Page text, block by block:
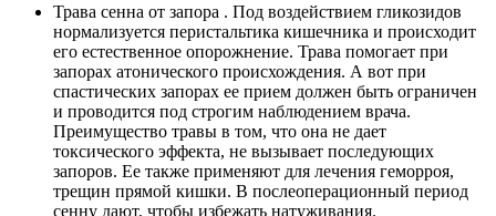
Трава сенна от запора . Под воздействием гликозидов
нормализуется перистальтика кишечника и происходит
его естественное опорожнение. Трава помогает при
запорах атонического происхождения. А вот при
спастических запорах ее прием должен быть ограничен
и проводится под строгим наблюдением врача.
Преимущество травы в том, что она не дает
токсического эффекта, не вызывает последующих
запоров. Ее также применяют для лечения геморроя,
трещин прямой кишки. В послеоперационный период
сенну дают, чтобы избежать натуживания.